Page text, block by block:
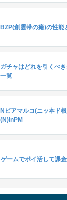
BZP(創雲帯の癒)の性
ガチャはどれを引くべ
一覧
Nピアマルコ(ニッ本ド
(N)inPM
ゲームでポイ活して課